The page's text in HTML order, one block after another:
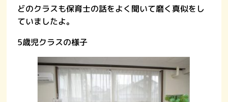
どのクラスも保育士の話をよく聞いて磨く真似をし
ていましたよ。
5歳児クラスの様子